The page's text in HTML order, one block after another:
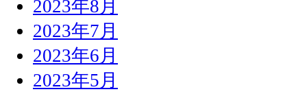
2023年8月
2023年7月
2023年6月
2023年5月